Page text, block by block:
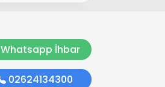
Whatsapp İhbar
02624134300